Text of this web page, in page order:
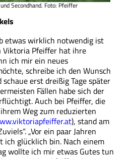
Secondhand. Foto: Pfeiffer
etwas wirklich notwendig ist
Viktoria Pfeiffer hat ihre
ich mir ein neues
schreibe ich den Wunsch
erst dreißig Tage später
Fällen habe sich der
Auch bei Pfeiffer, die
Weg zum reduzierten
), stand am
„Vor ein paar Jahren
ich glücklich bin. Nach einem
wollte ich mir etwas Gutes tun